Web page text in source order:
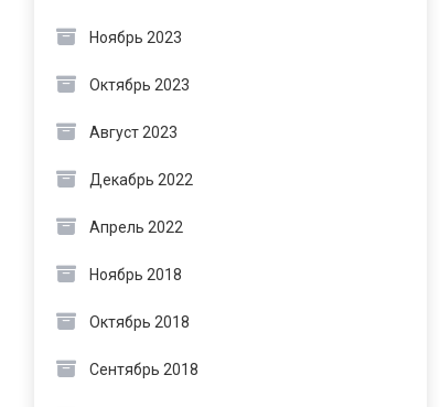
Ноябрь 2023
Октябрь 2023
Август 2023
Декабрь 2022
Апрель 2022
Ноябрь 2018
Октябрь 2018
Сентябрь 2018